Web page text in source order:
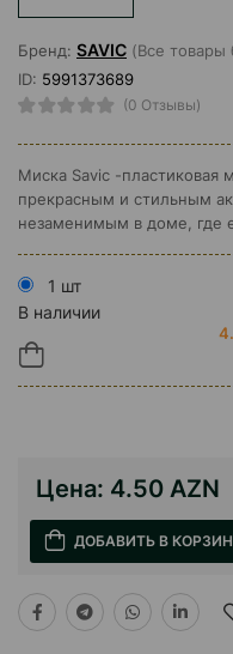
Бренд: SAVIC (Все товары
ID: 5991373689
(0 Отзывы)
Миска Savic -пластиковая
прекрасным и стильным
незаменимым в доме, где
1 шт
В наличии
Цена: 4.50 AZN
ДОБАВИТЬ В